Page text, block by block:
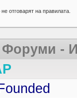
отговарят на правилата.
Форуми -